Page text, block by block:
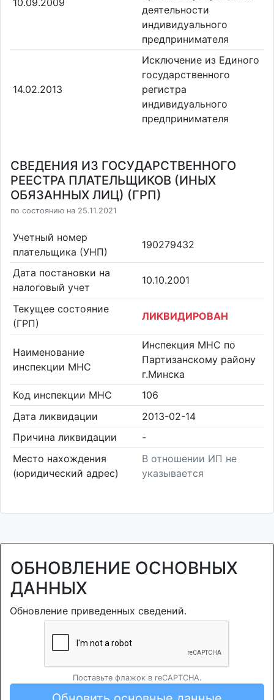
деятельности
индивидуального
предпринимателя
14.02.2013
Исключение из Единого
государственного
регистра
индивидуального
предпринимателя
СВЕДЕНИЯ ИЗ ГОСУДАРСТВЕННОГО
РЕЕСТРА ПЛАТЕЛЬЩИКОВ (ИНЫХ
ОБЯЗАННЫХ ЛИЦ) (ГРП)
по состоянию на 25.11.2021
Учетный номер
плательщика (УНП)
190279432
Дата постановки на
налоговый учет
10.10.2001
Текущее состояние
(ГРП)
ЛИКВИДИРОВАН
Наименование
инспекции МНС
Инспекция МНС по
Партизанскому району
г.Минска
Код инспекции МНС
106
Дата ликвидации
2013-02-14
Причина ликвидации
-
Место нахождения
(юридический адрес)
В отношении ИП не
указывается
ОБНОВЛЕНИЕ ОСНОВНЫХ
ДАННЫХ
Обновление приведенных сведений.
Поставьте флажок в reCAPTCHA.